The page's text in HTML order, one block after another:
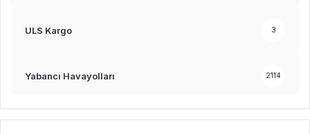
ULS Kargo 3
Yabancı Havayolları 2114